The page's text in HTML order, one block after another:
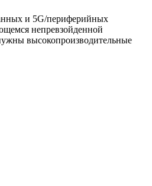
и 5G/периферийных
непревзойденной
высокопроизводительные